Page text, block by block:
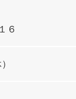
６